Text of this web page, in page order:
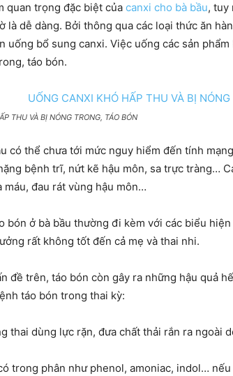
quan trọng đặc biệt của canxi cho bà bầu, tuy
là dễ dàng. Bởi thông qua các loại thức ăn
uống bổ sung canxi. Việc uống các sản
táo bón.
THU VÀ BỊ NÓNG TRONG, TÁO BÓN
có thể chưa tới mức nguy hiểm đến tính
bệnh trĩ, nứt kẽ hậu môn, sa trực tràng…
máu, đau rát vùng hậu môn…
bón ở bà bầu thường đi kèm với các biểu
rất không tốt đến cả mẹ và thai nhi.
đề trên, táo bón còn gây ra những hậu quả
táo bón trong thai kỳ:
thai dùng lực rặn, đưa chất thải rắn ra ngoài
trong phân như phenol, amoniac, indol…